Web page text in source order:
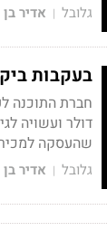
גלובל | אדיר
בעקבות
שהעסקה למכירתה לאדובי
גלובל | אדיר